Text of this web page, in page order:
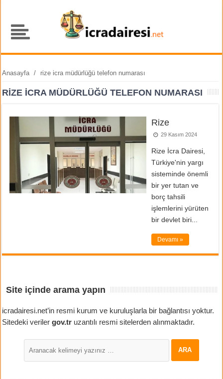
Anasayfa / rize icra müdürlüğü telefon numarası
RIZE ICRA MÜDÜRLÜĞÜ TELEFON NUMARASI
Rize
29 Kasım 2024
Rize İcra Dairesi,
Türkiye'nin yargı
sisteminde önemli
bir yer tutan ve
borç tahsili
işlemlerini yürüten
bir devlet biri...
Devamı »
Site içinde arama yapın
icradairesi.net’in resmi kurum ve kuruluşlarla bir bağlantısı yoktur.
Sitedeki verilergov.tr uzantılı resmi sitelerden alınmaktadır.